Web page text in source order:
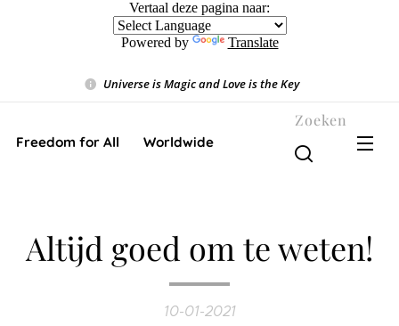
Vertaal deze pagina naar:
Powered by Translate
Universe is Magic and Love is the Key❤️
Freedom for All ❤️ Worldwide
Zoeken
Altijd goed om te weten!
10-01-2021